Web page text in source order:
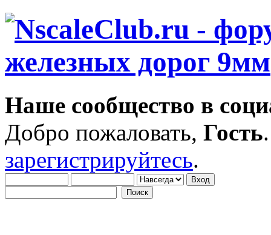
Наше сообщество в
Добро пожаловать, Гость
зарегистрируйтесь.